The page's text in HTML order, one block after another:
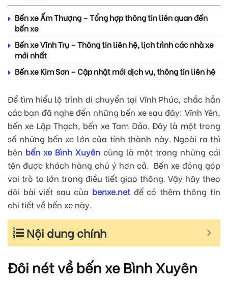
Bến xe Ấm Thượng – Tổng hợp thông tin liên quan đến
bến xe
Bến xe Vĩnh Trụ – Thông tin liên hệ, lịch trình các nhà xe
mới nhất
Bến xe Kim Sơn – Cập nhật mới dịch vụ, thông tin liên hệ
Để tìm hiểu lộ trình di chuyển tại Vĩnh Phúc, chắc hẳn
các bạn đã nghe đến những bến xe sau đây: Vĩnh Yên,
bến xe Lập Thạch, bến xe Tam Đảo. Đây là một trong
số những bến xe lớn của tỉnh thành này. Ngoài ra thì
bên bến xe Bình Xuyên cũng là một trong những cái
tên được khách hàng chú ý hơn cả. Bến xe đóng góp
vai trò to lớn trong điều tiết giao thông. Vậy hãy theo
dõi bài viết sau của benxe.net để có thêm thông tin
chi tiết về bến xe này.
Nội dung chính
Đôi nét về bến xe Bình Xuyên